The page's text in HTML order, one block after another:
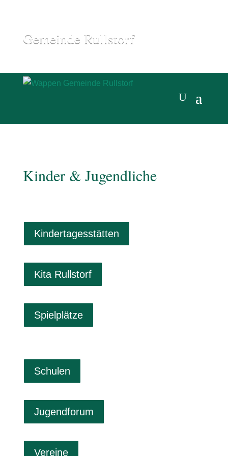
Gemeinde Rullstorf
Kinder & Jugendliche
Kindertagesstätten
Kita Rullstorf
Spielplätze
Schulen
Jugendforum
Vereine